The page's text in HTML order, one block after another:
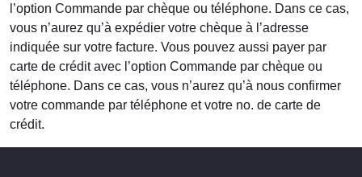
l’option Commande par chèque ou téléphone. Dans ce cas,
vous n’aurez qu’à expédier votre chèque à l’adresse
indiquée sur votre facture. Vous pouvez aussi payer par
carte de crédit avec l’option Commande par chèque ou
téléphone. Dans ce cas, vous n’aurez qu’à nous confirmer
votre commande par téléphone et votre no. de carte de
crédit.